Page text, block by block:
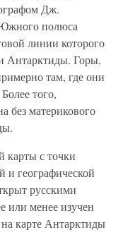
Дж.
полюса
линии которого
Антарктиды. Горы,
там, где они
того,
без материкового
карты с точки
и географической
русскими
или менее изучен
карте Антарктиды